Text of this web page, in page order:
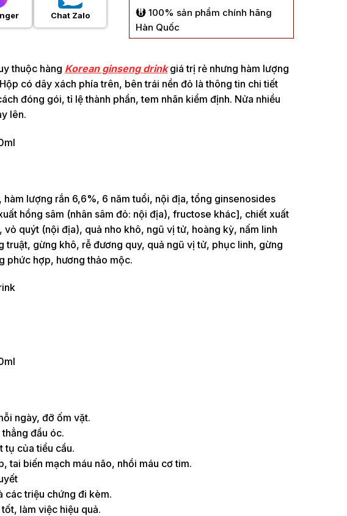
Chat Zalo
100% sản phẩm chính hãng
Hàn Quốc
thuộc hàng Korean ginseng drinkgiá trị rẻ nhưng hàm lượng
có dây xách phía trên, bên trái nền đỏ là thông tin chi tiết
đóng gói, tỉ lệ thành phần, tem nhãn kiểm định. Nửa nhiều
lên.
lượng rắn 6,6%, 6 năm tuổi, nội địa, tổng ginsenosides
hồng sâm (nhân sâm đỏ: nội địa), fructose khác], chiết xuất
quýt (nội địa), quả nho khô, ngũ vị tử, hoàng kỳ, nấm linh
gừng khô, rễ đương quy, quả ngũ vị tử, phục linh, gừng
phức hợp, hương thảo mộc.
ngày, đỡ ốm vặt.
đầu óc.
tụ của tiểu cầu.
tai biến mạch máu não, nhồi máu cơ tim.
các triệu chứng đi kèm.
làm việc hiệu quả.